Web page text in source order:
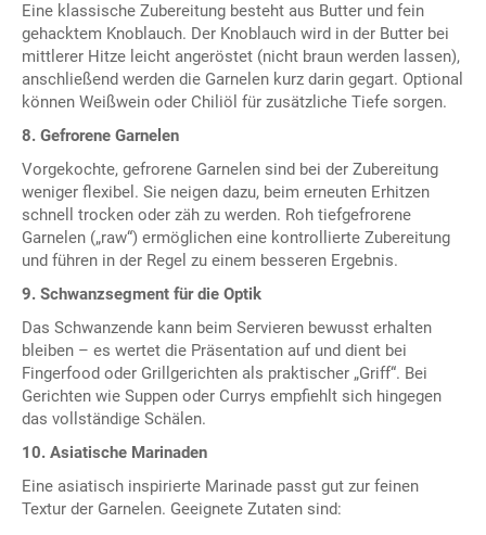
Eine klassische Zubereitung besteht aus Butter und fein
gehacktem Knoblauch. Der Knoblauch wird in der Butter bei
mittlerer Hitze leicht angeröstet (nicht braun werden lassen),
anschließend werden die Garnelen kurz darin gegart. Optional
können Weißwein oder Chiliöl für zusätzliche Tiefe sorgen.
8. Gefrorene Garnelen
Vorgekochte, gefrorene Garnelen sind bei der Zubereitung
weniger flexibel. Sie neigen dazu, beim erneuten Erhitzen
schnell trocken oder zäh zu werden. Roh tiefgefrorene
Garnelen („raw“) ermöglichen eine kontrollierte Zubereitung
und führen in der Regel zu einem besseren Ergebnis.
9. Schwanzsegment für die Optik
Das Schwanzende kann beim Servieren bewusst erhalten
bleiben – es wertet die Präsentation auf und dient bei
Fingerfood oder Grillgerichten als praktischer „Griff“. Bei
Gerichten wie Suppen oder Currys empfiehlt sich hingegen
das vollständige Schälen.
10. Asiatische Marinaden
Eine asiatisch inspirierte Marinade passt gut zur feinen
Textur der Garnelen. Geeignete Zutaten sind: